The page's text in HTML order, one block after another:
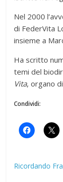
Nel 2000
di FederVita
insieme a
Ha scritto
temi del
Vita, organo
Condividi:
Ricordando